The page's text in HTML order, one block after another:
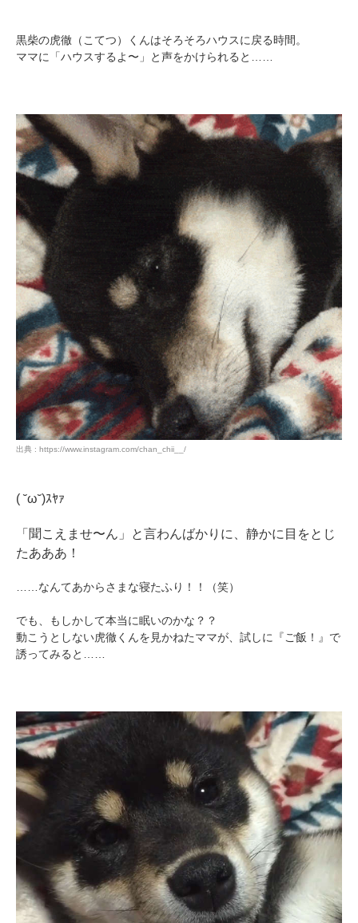
黒柴の虎徹（こてつ）くんはそろそろハウスに戻る時間。
ママに「ハウスするよ〜」と声をかけられると……
出典 : https://www.instagram.com/chan_chii__/
( ˘ω˘)ｽﾔｧ
「聞こえませ〜ん」と言わんばかりに、静かに目をとじ
たあああ！
……なんてあからさまな寝たふり！！（笑）
でも、もしかして本当に眠いのかな？？
動こうとしない虎徹くんを見かねたママが、試しに『ご飯！』で
誘ってみると……